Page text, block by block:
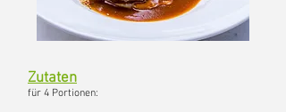
Zutaten
für 4 Portionen: